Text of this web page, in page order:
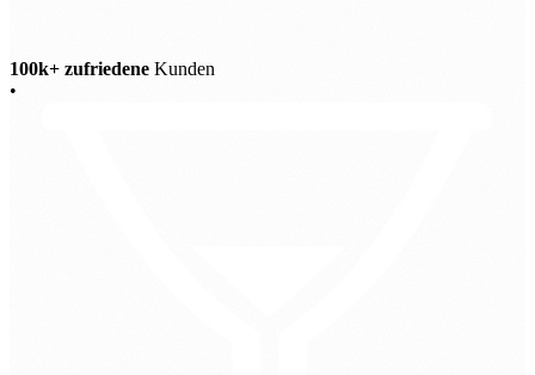
100k+ zufriedene Kunden
•